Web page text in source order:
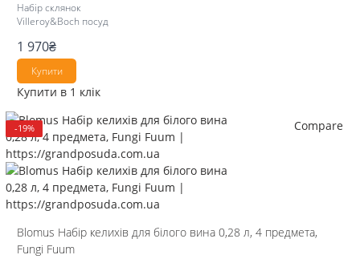
Набір склянок
Villeroy&Boch посуд
1 970₴
Купити
Купити в 1 клік
Compare
-19%
Blomus Набір келихів для білого вина 0,28 л, 4 предмета,
Fungi Fuum